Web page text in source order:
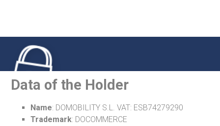
Legal Notice
Data of the Holder
Name: DOMOBILITY S.L. VAT: ESB74279290
Trademark: DOCOMMERCE